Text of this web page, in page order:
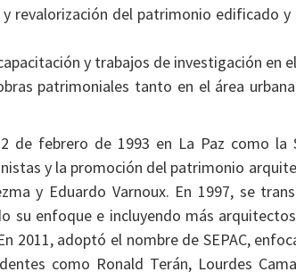
revalorización del patrimonio edificado y
y trabajos de investigación en
patrimoniales tanto en el área
de febrero de 1993 en La Paz como la
y la promoción del patrimonio
y Eduardo Varnoux. En 1997, se
su enfoque e incluyendo más
2011, adoptó el nombre de SEPAC,
como Ronald Terán, Lourdes